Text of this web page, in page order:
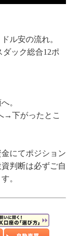
ル安の流れ。
ダック総合12ポ
。
→下がったとこ
にてポジション
判断は必ずご自
。